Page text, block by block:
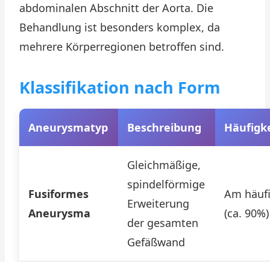
abdominalen Abschnitt der Aorta. Die
Behandlung ist besonders komplex, da
mehrere Körperregionen betroffen sind.
Klassifikation nach Form
Aneurysmatyp Beschreibung
Fusiformes
Aneurysma
Gleichmäßige,
spindelförmige
Erweiterung
der gesamten
Gefäßwand
Am
(ca. 90%)